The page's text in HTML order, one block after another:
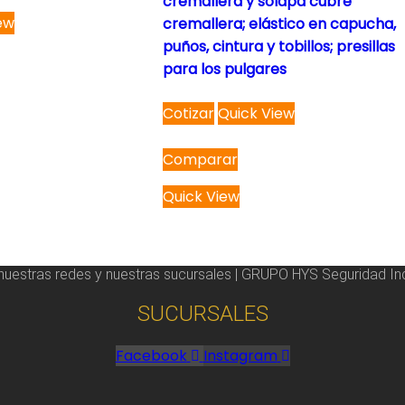
cremallera; elástico en capucha,
puños, cintura y tobillos; presillas
para los pulgares
Cotizar
This
product
has
multiple
variants.
The
be
chosen
on
the
product
Quick View
Comparar
Quick View
redes y nuestras sucursales | GRUPO HYS Seguridad
SUCURSALES
Facebook Instagram